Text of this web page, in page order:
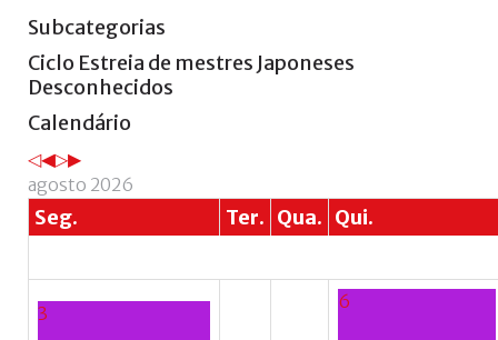
Subcategorias
Ciclo Estreia de mestres Japoneses
Desconhecidos
Calendário
AnoMês
Próximo
Próximo
agosto 2026
Seg. Ter. Qua. Qui.
3
6